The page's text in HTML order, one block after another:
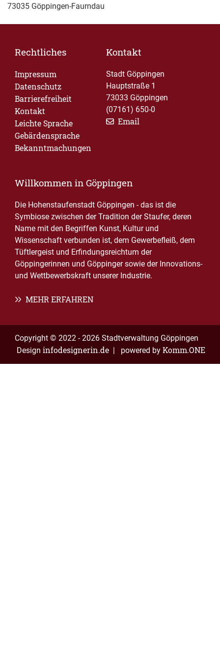
73035 Göppingen-Faurndau
Rechtliches
Impressum
Datenschutz
Barrierefreiheit
Kontakt
Leichte Sprache
Gebärdensprache
Bekanntmachungen
Kontakt
Stadt Göppingen
Hauptstraße 1
73033 Göppingen
(07161) 650-0
Email
Willkommen in Göppingen
Die Hohenstaufenstadt Göppingen - das ist die
Symbiose zwischen der Tradition der Staufer, deren
Name mit den Begriffen Kunst, Kultur und
Wissenschaft verbunden ist, dem Gewerbefleiß, dem
Tüftlergeist und Erfindungsreichtum der
Göppingerinnen und Göppinger sowie der Innovations-
und Wettbewerbskraft unserer Industrie.
MEHR ERFAHREN
Copyright © 2022 - 2026 Stadtverwaltung Göppingen
Design infodesignerin.de | powered by Komm.ONE